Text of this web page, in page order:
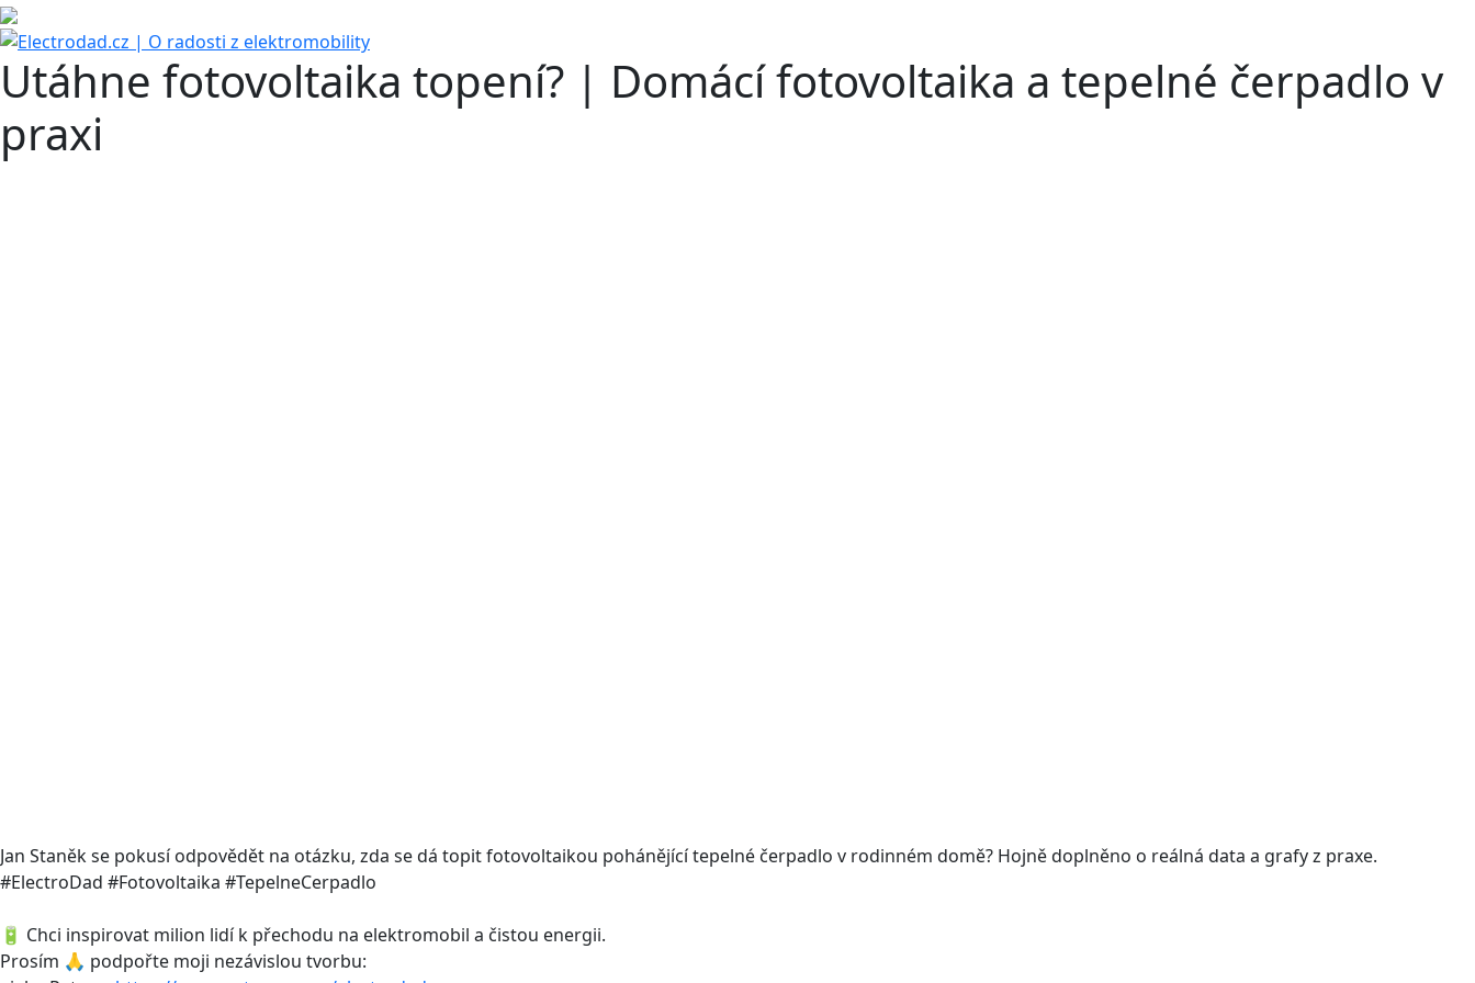
Utáhne fotovoltaika topení? | Domácí fotovoltaika a tepelné čerpadlo v
praxi
Jan Staněk se pokusí odpovědět na otázku, zda se dá topit fotovoltaikou pohánějící tepelné čerpadlo v rodinném domě? Hojně doplněno o reálná data a grafy z praxe.
#ElectroDad #Fotovoltaika #TepelneCerpadlo
🔋 Chci inspirovat milion lidí k přechodu na elektromobil a čistou energii.
Prosím 🙏 podpořte moji nezávislou tvorbu: